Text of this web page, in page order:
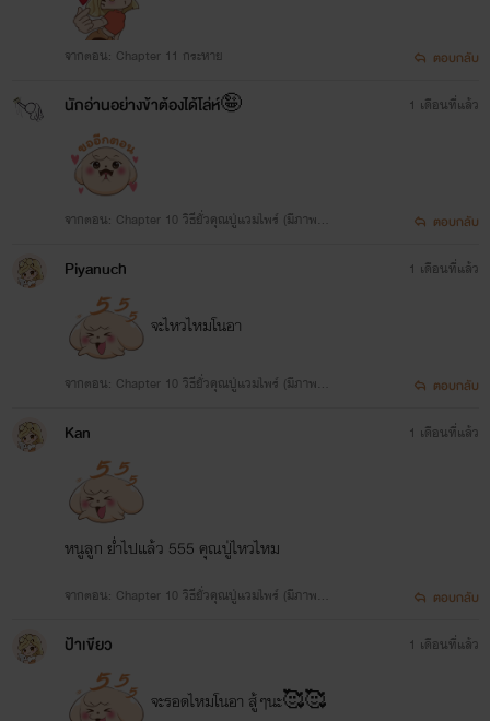
จากตอน: Chapter 11 กระหาย ตอบกลับ
นักอ่านอย่างข้าต้องได้โล่ห์🤪
จากตอน: Chapter 10 วิธียั่วคุณปู่แวมไพร์ (มีภาพประ
1 เดือนที่แล้ว
ตอบกลับ
Piyanuch
จะไหวไหมโนอา
จากตอน: Chapter 10 วิธียั่วคุณปู่แวมไพร์ (มีภาพประ
1 เดือนที่แล้ว
ตอบกลับ
Kan
หนูลูก ย่ำไปแล้ว 555 คุณปู่ไหวไหม
จากตอน: Chapter 10 วิธียั่วคุณปู่แวมไพร์ (มีภาพประ
1 เดือนที่แล้ว
ตอบกลับ
ป้าเขียว
จะรอดไหมโนอา สู้ๆนะ🥰🥰
1 เดือนที่แล้ว